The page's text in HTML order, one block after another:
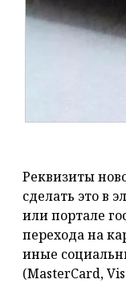
Реквизиты
сделать это в
или портале
перехода на
иные
(MasterCard,